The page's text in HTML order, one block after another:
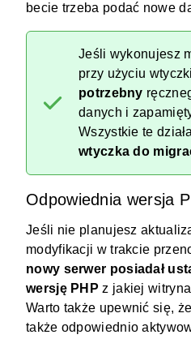
becie trzeba podać nowe
Jeśli wykonujesz
przy użyciu
potrzebny
danych i
Wszystkie te
wtyczka do
Odpowiednia wersja
Jeśli nie planujesz
modyfikacji w trakcie
nowy serwer posiadał
wersję PHP z jakiej
Warto także upewnić się,
także odpowiednio